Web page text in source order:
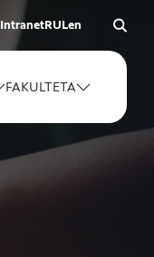
IntranetRULen
FAKULTETA